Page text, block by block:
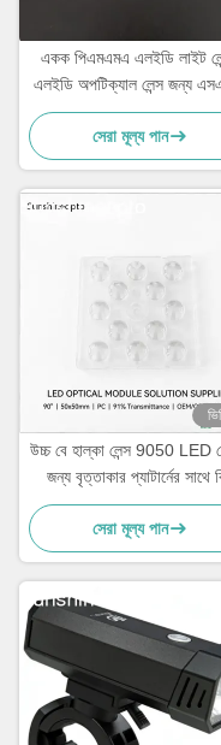
একক পিএমএমএ এলইডি লাইট
এলইডি অপটিক্যাল লেন্স জন্য
3535 এলইডি
সেরা মূল্য পান
উচ্চ বে হাল্কা লেন্স 9050 LED
জন্য বৃত্তাকার প্যাটার্নের সাথে
এঙ্গেল
সেরা মূল্য পান